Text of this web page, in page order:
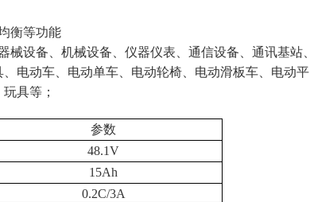
衡等功能
设备、机械设备、仪器仪表、通信设备、通讯基站、
电动车、电动单车、电动轮椅、电动滑板车、电动平
具等；
参数
48.1V
15Ah
0.2C/3A